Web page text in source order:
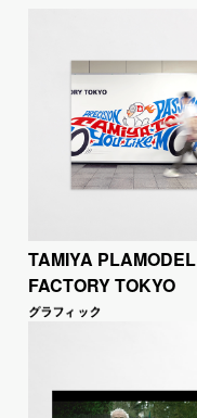
TAMIYA PLAMODEL
FACTORY TOKYO
グラフィ ック